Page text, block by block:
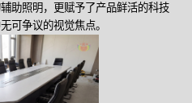
助照明，更赋予了产品鲜活的科技
可争议的视觉焦点。